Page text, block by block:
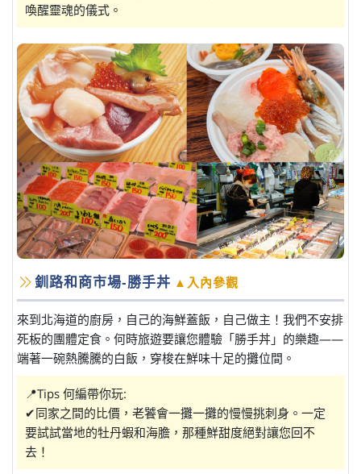
喚醒靈魂的儀式。
釧路和商市場-勝手丼 ▲入內參觀
來到北海道的廚房，自己的海鮮蓋飯，自己做主！我們不安排
死板的團體定食。何時旅遊要讓您體驗「勝手丼」的樂趣——
端著一碗熱騰騰的白飯，穿梭在鮮味十足的攤位間。
📍Tips 何編帶你玩:
✔同家之間的比價，老饕會一攤一攤的慢慢挑刺身。一定
要試試當地的牡丹蝦和海膽，那種鮮甜度絕對讓您回不
去！